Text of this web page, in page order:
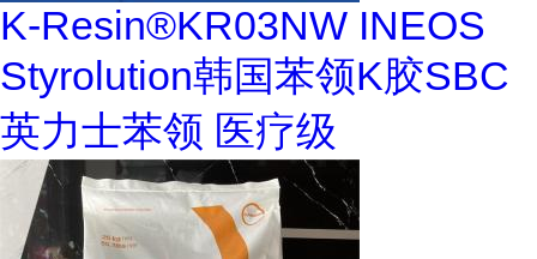
K-Resin®KR03NW INEOS
Styrolution韩国苯领K胶SBC
英力士苯领 医疗级